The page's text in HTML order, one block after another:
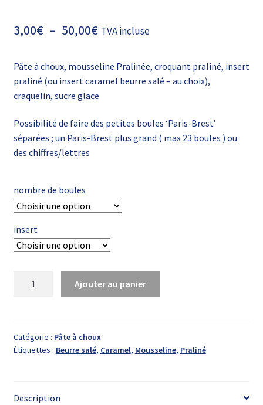
3,00€ – 50,00€Plage
prix :
3,00€
50,00€
TVA incluse
Pâte à choux, mousseline Pralinée, croquant praliné, insert
praliné (ou insert caramel beurre salé – au choix),
craquelin, sucre glace
Possibilité de faire des petites boules ‘Paris-Brest’
séparées ; un Paris-Brest plus grand ( max 23 boules ) ou
des chiffres/lettres
nombre de boules
insert
Ajouter au panier
Catégorie : Pâte à choux
Étiquettes : Beurre salé, Caramel, Mousseline, Praliné
Description